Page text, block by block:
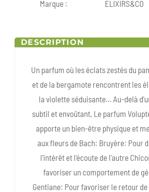
Marque :
ELIXIRS&CO
DESCRIPTION
Un parfum où les éclats zestés du
et de la bergamote rencontrent les
la violette séduisante... Au-delà
subtil et envoûtant, Le parfum
apporte un bien-être physique et
aux fleurs de Bach: Bruyère: Pour
l'intérêt et l'écoute de l'autre
favoriser un comportement de
Gentiane: Pour favoriser le retour